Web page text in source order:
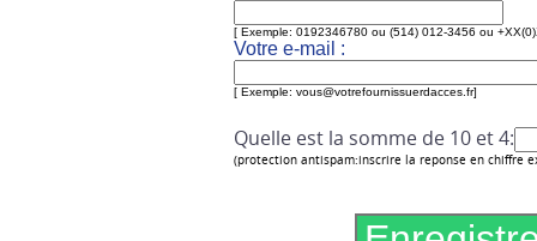
[ Exemple: 0192346780 ou (514) 012-3456 ou
Votre e-mail :
[ Exemple: vous@votrefournissuerdacces.fr]
Quelle est la somme de 10 et 4:
(protection antispam:inscrire la reponse en chiffre